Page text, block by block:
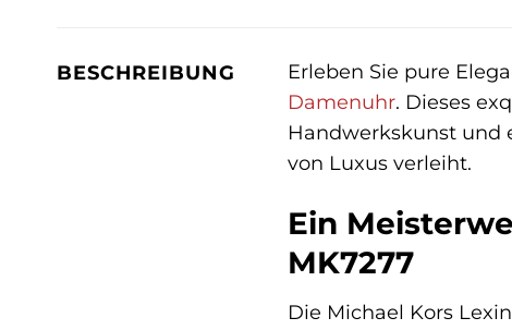
BESCHREIBUNG Erleben Sie pure
Damenuhr. Dieses
Handwerkskunst und
von Luxus verleiht.
Ein
MK7277
Die Michael Kors